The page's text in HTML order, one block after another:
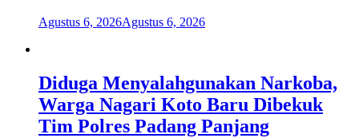
Agustus 6, 2026Agustus 6, 2026
Diduga Menyalahgunakan Narkoba,
Warga Nagari Koto Baru Dibekuk
Tim Polres Padang Panjang